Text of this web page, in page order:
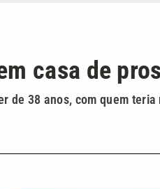
casa de
de 38 anos, com quem teria